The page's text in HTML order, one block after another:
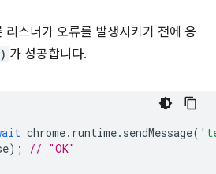
리스너가 오류를 발생시키기 전에 응
가 성공합니다.
chrome. runtime. sendMessage(
); // "OK"